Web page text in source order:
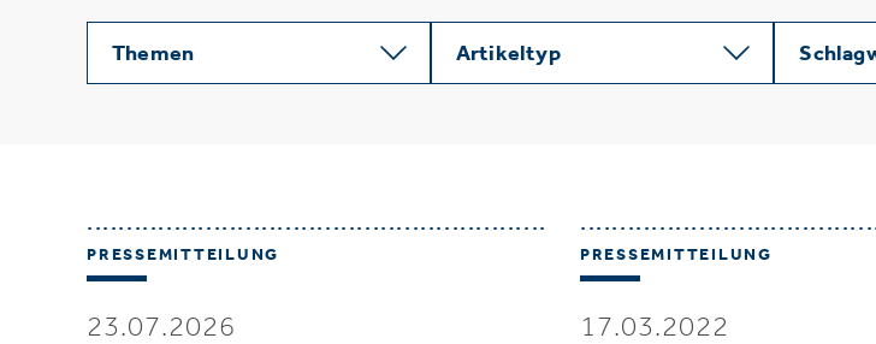
Themen Artikeltyp
PRESSEMITTEILUNG
23.07.2026
PRESSEMITTEILUNG
17.03.2022